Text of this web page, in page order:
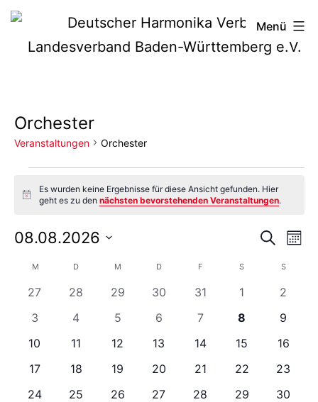
Zum
Deutscher
Harmonika-
Menü
Orchester
Veranstaltungen Orchester
Veranstaltungen
Hinweis
Es wurden keine Ergebnisse für diese Ansicht gefunden. Hier
geht es zu dennächsten bevorstehenden Veranstaltungen.
und
Suche
08.08.2026
Kalender
von
Veranstaltungen
M D DIENSTAGM MITTWOCH
DDONNERSTAG
F S SAMSTAGS
0
27
0
28
0
29
0
30
0
31
0
1
0
2
0
3
0
4
0
5
0
6
0
7
0
8
0
9
0
10
0
11
0
12
0
13
0
14
0
15
0
16
0
17
0
18
0
19
0
20
0
21
0
22
0
23
0
24
0
25
0
26
0
27
0
28
0
29
0
30